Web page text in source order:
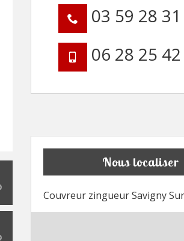
03 59 28
06 28 25
Nous localiser
Couvreur zingueur Savigny